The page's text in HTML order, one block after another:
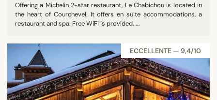
Offering a Michelin 2-star restaurant, Le Chabichou is located in
the heart of Courchevel. It offers en suite accommodations, a
restaurant and spa. Free WiFi is provided. ...
ECCELLENTE — 9,4/10